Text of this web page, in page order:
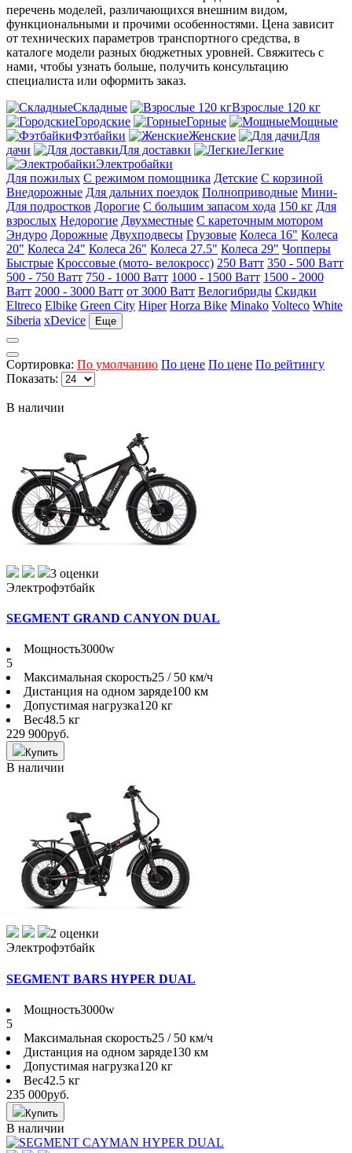
перечень моделей, различающихся внешним видом,
функциональными и прочими особенностями. Цена зависит
от технических параметров транспортного средства, в
каталоге модели разных бюджетных уровней. Свяжитесь с
нами, чтобы узнать больше, получить консультацию
специалиста или оформить заказ.
Складные
Взрослые 120 кг
Городские
Горные
Мощные
Фэтбайки
Женские
Для
дачи
Для доставки
Легкие
Электробайки
Для пожилых С режимом помощника Детские С корзиной
Внедорожные Для дальних поездок Полноприводные Мини-
Для подростков Дорогие С большим запасом хода 150 кг Для
взрослых Недорогие Двухместные С кареточным мотором
Эндуро Дорожные Двухподвесы Грузовые Колеса 16" Колеса
20" Колеса 24" Колеса 26" Колеса 27.5" Колеса 29" Чопперы
Быстрые Кроссовые (мото- велокросс) 250 Ватт 350 - 500 Ватт
500 - 750 Ватт 750 - 1000 Ватт 1000 - 1500 Ватт 1500 - 2000
Ватт 2000 - 3000 Ватт от 3000 Ватт Велогибриды Скидки
Eltreco Elbike Green City Hiper Horza Bike Minako Volteco White
Siberia xDevice Еще
Сортировка: По умолчанию По цене По цене По рейтингу
Показать:
В наличии
3 оценки
Электрофэтбайк
SEGMENT GRAND CANYON DUAL
Мощность3000w
5
Максимальная скорость25 / 50 км/ч
Дистанция на одном заряде100 км
Допустимая нагрузка120 кг
Вес48.5 кг
229 900руб.
Купить
В наличии
2 оценки
Электрофэтбайк
SEGMENT BARS HYPER DUAL
Мощность3000w
5
Максимальная скорость25 / 50 км/ч
Дистанция на одном заряде130 км
Допустимая нагрузка120 кг
Вес42.5 кг
235 000руб.
Купить
В наличии